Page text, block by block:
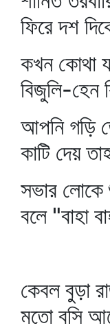
ফিরে দশ
কখন কোথা
বিজুলি-হেন
আপনি গড়ি
কাটি দেয়
সভার
বলে "বাহা
কেবল বুড়া
মতো বসি